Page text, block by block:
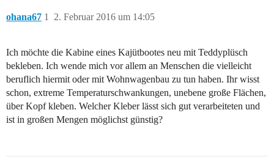
ohana67 2. Februar 2016 um 14:05
1
Ich möchte die Kabine eines Kajütbootes neu mit Teddyplüsch
bekleben. Ich wende mich vor allem an Menschen die vielleicht
beruflich hiermit oder mit Wohnwagenbau zu tun haben. Ihr wisst
schon, extreme Temperaturschwankungen, unebene große Flächen,
über Kopf kleben. Welcher Kleber lässt sich gut verarbeiteten und
ist in großen Mengen möglichst günstig?